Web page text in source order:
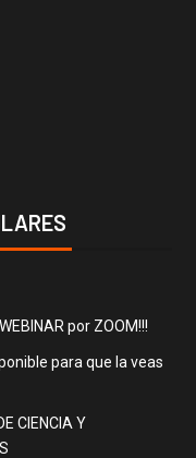
por ZOOM!!!
para que la veas
CIENCIA Y